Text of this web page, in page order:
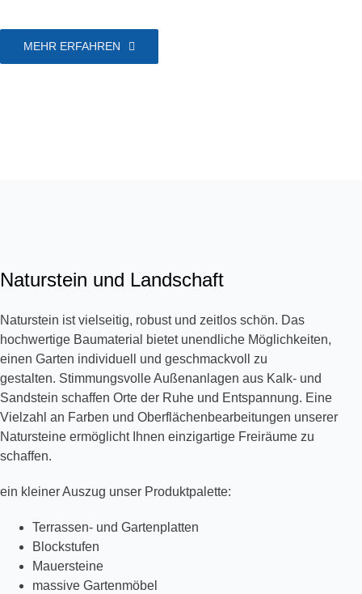
MEHR ERFAHREN
Naturstein und Landschaft
Naturstein ist vielseitig, robust und zeitlos schön. Das
hochwertige Baumaterial bietet unendliche Möglichkeiten,
einen Garten individuell und geschmackvoll zu
gestalten. Stimmungsvolle Außenanlagen aus Kalk- und
Sandstein schaffen Orte der Ruhe und Entspannung. Eine
Vielzahl an Farben und Oberflächenbearbeitungen unserer
Natursteine ermöglicht Ihnen einzigartige Freiräume zu
schaffen.
ein kleiner Auszug unser Produktpalette:
Terrassen- und Gartenplatten
Blockstufen
Mauersteine
massive Gartenmöbel